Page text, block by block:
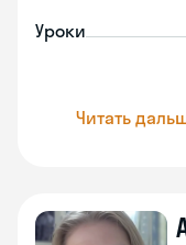
Уроки
Читать